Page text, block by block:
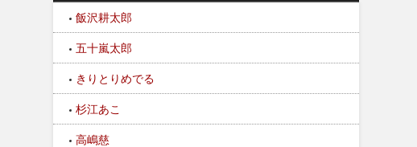
飯沢耕太郎
五十嵐太郎
きりとりめでる
杉江あこ
高嶋慈